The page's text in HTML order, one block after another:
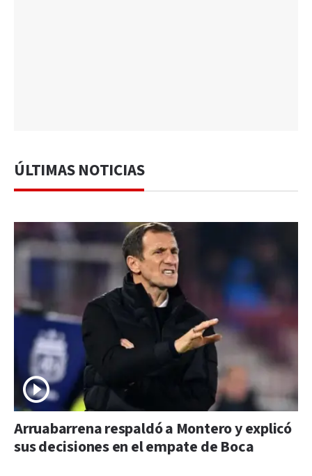
ÚLTIMAS NOTICIAS
Arruabarrena respaldó a Montero y explicó
sus decisiones en el empate de Boca